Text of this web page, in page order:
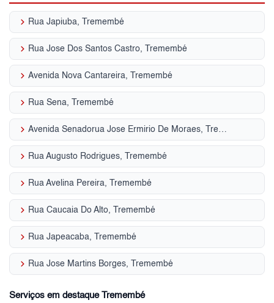
keyboard_arrow_right Rua Japiuba, Tremembé
keyboard_arrow_right Rua Jose Dos Santos Castro, Tremembé
keyboard_arrow_right Avenida Nova Cantareira, Tremembé
keyboard_arrow_right Rua Sena, Tremembé
keyboard_arrow_right Avenida Senadorua Jose Ermirio De Moraes, Tremembé
keyboard_arrow_right Rua Augusto Rodrigues, Tremembé
keyboard_arrow_right Rua Avelina Pereira, Tremembé
keyboard_arrow_right Rua Caucaia Do Alto, Tremembé
keyboard_arrow_right Rua Japeacaba, Tremembé
keyboard_arrow_right Rua Jose Martins Borges, Tremembé
Serviços em destaque Tremembé